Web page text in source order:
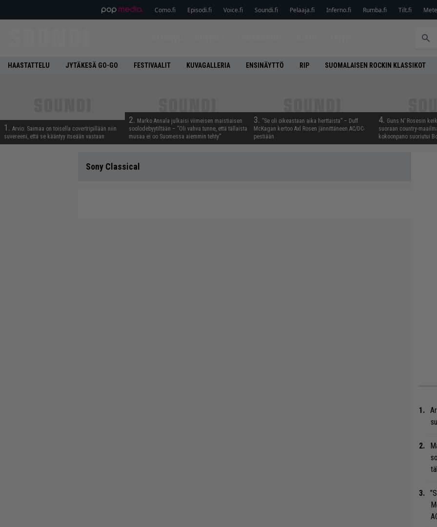
Como.fi Episodi.fi Voice.fi Soundi.fi Pelaaja.fi Inferno.fi Rumba.fi Tilt.fi
HAASTATTELU JYTÄKESÄ GO-GO FESTIVAALIT KUVAGALLERIA ENSINÄYTTÖ RIP SUOMALAISEN ROCKIN KLASSIKOT
1. Arvio: Saimaa on toisella covertripillään niin
suvereeni, että se kääntyy itseään vastaan
2. Marko Annala julkaisi viimeisen maistiaisen
soolodebyytiltään – ”Oli vahva tunne, että tällaista
musaa ei oo Suomessa aiemmin tehty”
3. ”Se oli oikeastaan aika herttaista” – Duff
McKagan kertoo Axl Rosen jännittäneen AC/DC-
pestiään
4. Guns N’ Rosesin
suoraan country-
kokoonpano suoriutui
Sony Classical